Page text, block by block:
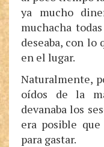
ya mucho
muchacha
deseaba, con lo
en el lugar.
Naturalmente,
oídos de la
devanaba los
era posible
para gastar.